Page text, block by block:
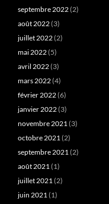
septembre 2022(2)
août 2022(3)
juillet 2022(2)
mai 2022(5)
avril 2022(3)
mars 2022(4)
février 2022(6)
janvier 2022(3)
novembre 2021(3)
octobre 2021(2)
septembre 2021(2)
août 2021(1)
juillet 2021(2)
juin 2021(1)